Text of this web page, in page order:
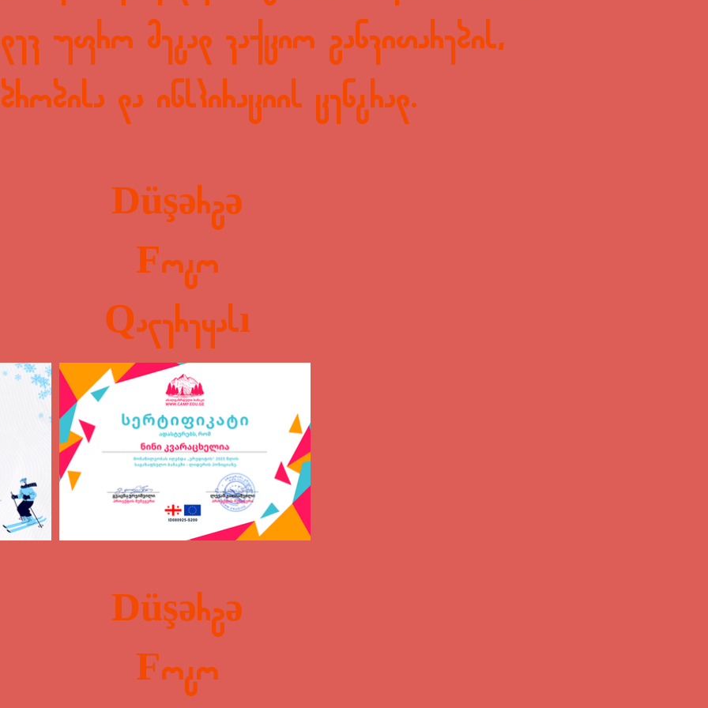
უფრო მეტად ვაქციო განვითარების,
და ინსპირაციის ცენტრად.
Düşərgə
Foto
Qalereyası
Düşərgə
Foto